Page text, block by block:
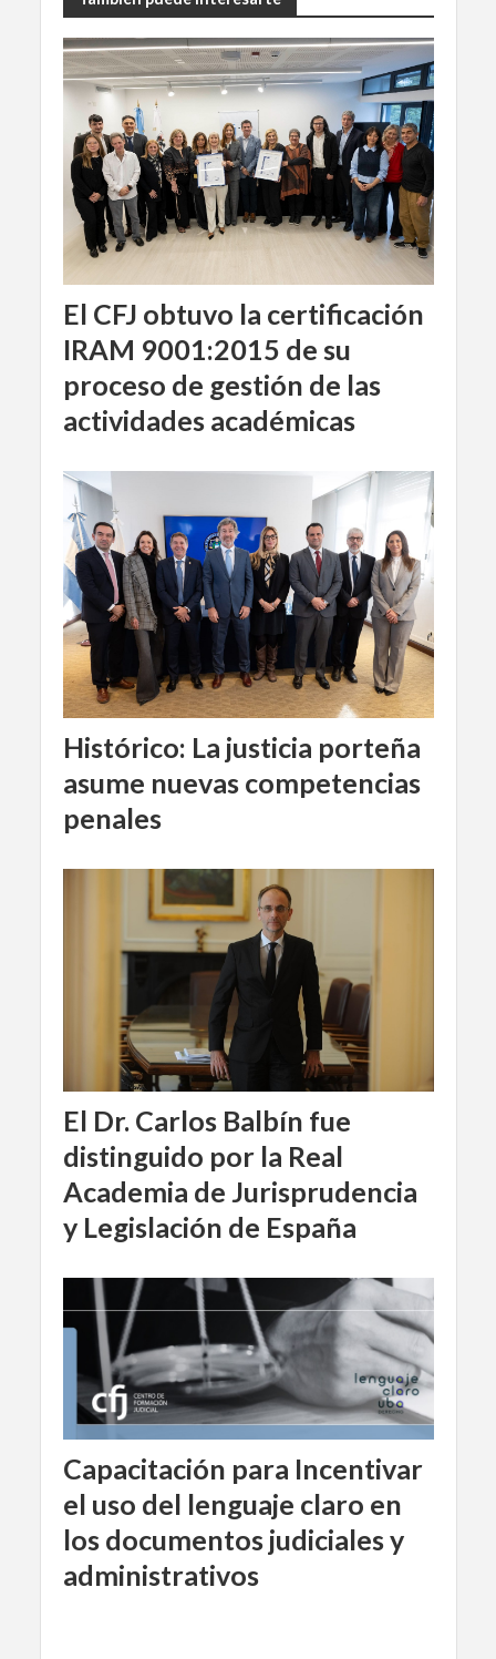
El CFJ obtuvo la certificación
IRAM 9001:2015 de su
proceso de gestión de las
actividades académicas
Histórico: La justicia porteña
asume nuevas competencias
penales
El Dr. Carlos Balbín fue
distinguido por la Real
Academia de Jurisprudencia
y Legislación de España
Capacitación para Incentivar
el uso del lenguaje claro en
los documentos judiciales y
administrativos